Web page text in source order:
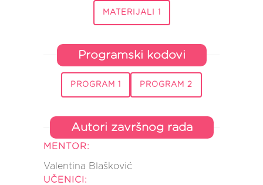
MATERIJALI 1
Programski kodovi
PROGRAM 1 PROGRAM 2
Autori završnog rada
MENTOR:
Valentina Blašković
UČENICI: